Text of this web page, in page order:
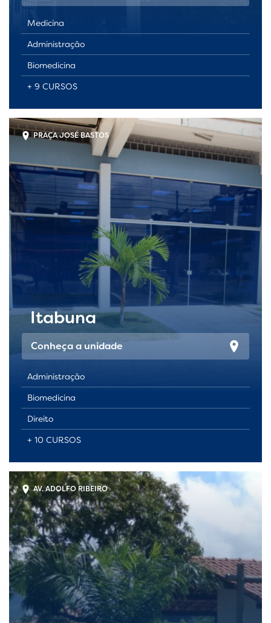
Medicina
Administração
Biomedicina
+ 9 CURSOS
PRAÇA JOSÉ BASTOS
Itabuna
Conheça a unidade
Administração
Biomedicina
Direito
+ 10 CURSOS
AV. ADOLFO RIBEIRO